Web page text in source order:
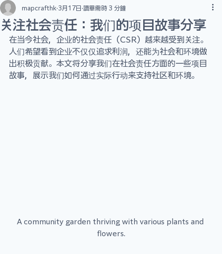
关注社会责任：我们的项目故事分享
mapcrafthk 3月17日 讀畢需時 3 分鐘
在当今社会，企业的社会责任（CSR）越来越受到关注。
人们希望看到企业不仅仅追求利润，还能为社会和环境做
出积极贡献。本文将分享我们在社会责任方面的一些项目
故事，展示我们如何通过实际行动来支持社区和环境。
A community garden thriving with various plants and
flowers.